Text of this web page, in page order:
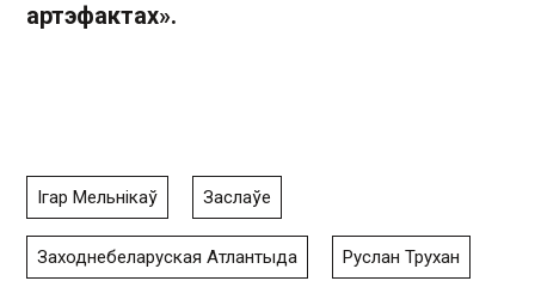
артэфактах».
Ігар Мельнікаў Заслаўе
Заходнебеларуская Атлантыда Руслан Трухан